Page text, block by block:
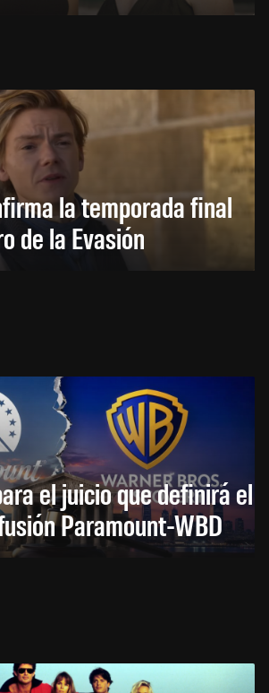
la temporada final
de la Evasión
el juicio que definirá el
Paramount-WBD